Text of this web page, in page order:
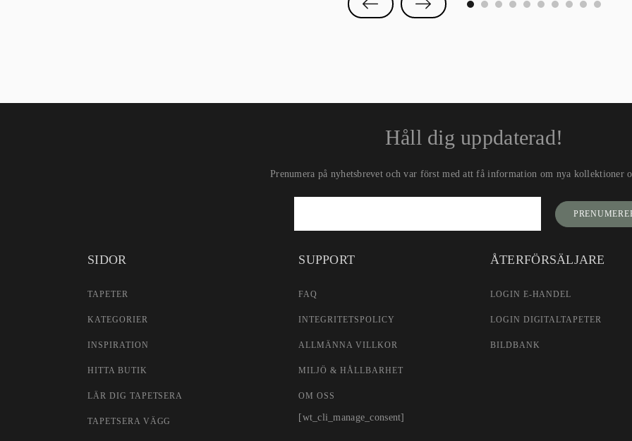
0
Håll dig uppdaterad!
Prenumera på nyhetsbrevet och var först med att få information om nya kollektioner
SIDOR
TAPETER
KATEGORIER
INSPIRATION
HITTA BUTIK
LÄR DIG TAPETSERA
TAPETSERA VÄGG
SUPPORT
FAQ
INTEGRITETSPOLICY
ALLMÄNNA VILLKOR
MILJÖ & HÅLLBARHET
OM OSS
[wt_cli_manage_consent]
ÅTERFÖRSÄLJARE
LOGIN E-HANDEL
LOGIN DIGITALTAPETER
BILDBANK